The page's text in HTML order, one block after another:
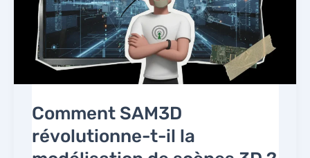
Comment SAM3D
révolutionne-t-il la